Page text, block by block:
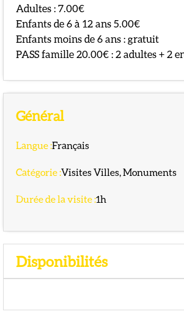
Adultes : 7.00€
Enfants de 6 à 12 ans 5.00€
Enfants moins de 6 ans : gratuit
PASS famille 20.00€ : 2 adultes + 2
Général
Langue:Français
Catégorie:Visites Villes, Monuments
Durée de la visite:1h
Disponibilités